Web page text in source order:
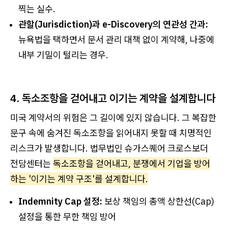
찍는 실수.
관할(Jurisdiction)과 e-Discovery의 연관성 간과:
뉴욕법을 택하면서 문서 관리 대책 없이 계약해, 나중에
내부 기밀이 털리는 경우.
4. 독소조항을 걷어내고 이기는 계약을 설계합니다
미국 계약서의 위험은 그 길이에 있지 않습니다. 그 복잡한
문구 속에 숨겨진 독소조항을 읽어내지 못할 때 치명적인
리스크가 발생합니다. 법무법인 슈가스퀘어 크로스보더
전담센터는 독소조항을 걷어내고, 분쟁에서 기업을 방어
하는 '이기는 계약 구조'를 설계합니다.
Indemnity Cap 설정: 보상 책임의 총액 상한선(Cap)
설정을 통한 무한 책임 방어